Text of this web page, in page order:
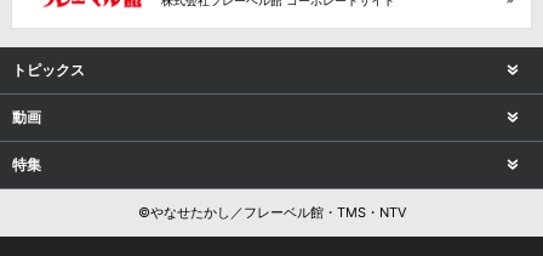
トピックス
動画
特集
©やなせたかし／フレーベル館・TMS・NTV